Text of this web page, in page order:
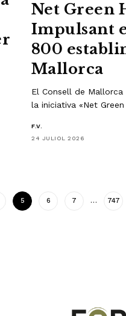
Net Green
Impulsant
800
Mallorca
El Consell de
la iniciativa «Net
F.V.
24 JULIOL 2026
5 6 7 … 747